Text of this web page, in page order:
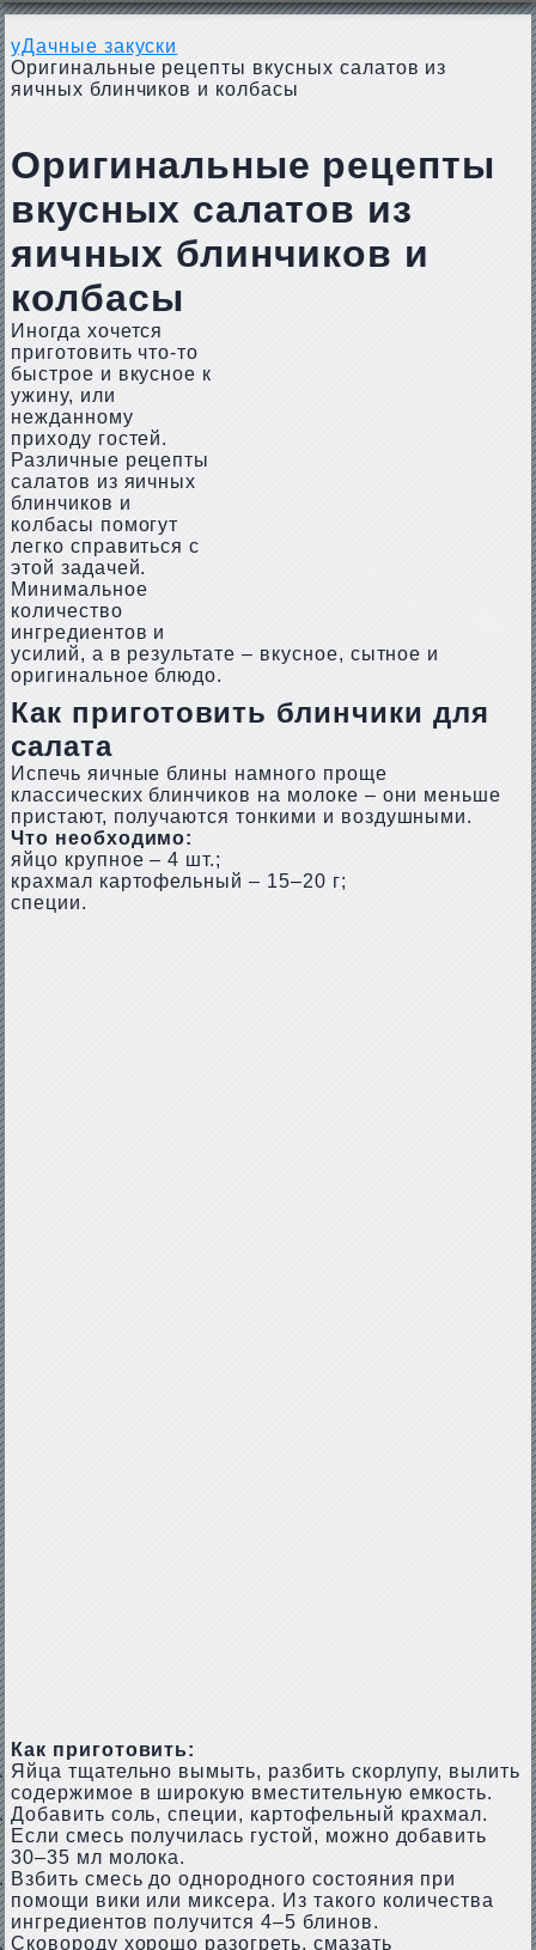
уДачные закуски
Оригинальные рецепты вкусных салатов из
яичных блинчиков и колбасы
Оригинальные рецепты
вкусных салатов из
яичных блинчиков и
колбасы
Иногда хочется
приготовить что-то
быстрое и вкусное к
ужину, или
нежданному
приходу гостей.
Различные рецепты
салатов из яичных
блинчиков и
колбасы помогут
легко справиться с
этой задачей.
Минимальное
количество
ингредиентов и
усилий, а в результате – вкусное, сытное и
оригинальное блюдо.
Как приготовить блинчики для
салата
Испечь яичные блины намного проще
классических блинчиков на молоке – они меньше
пристают, получаются тонкими и воздушными.
Что необходимо:
яйцо крупное – 4 шт.;
крахмал картофельный – 15–20 г;
специи.
Как приготовить:
Яйца тщательно вымыть, разбить скорлупу, вылить
содержимое в широкую вместительную емкость.
Добавить соль, специи, картофельный крахмал.
Если смесь получилась густой, можно добавить
30–35 мл молока.
Взбить смесь до однородного состояния при
помощи вики или миксера. Из такого количества
ингредиентов получится 4–5 блинов.
Сковороду хорошо разогреть, смазать